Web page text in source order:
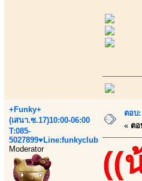
+Funky+
(เสนา.ซ.17)10:00-06:00
T:085-
5027899♥Line:funkyclub
Moderator
ตอบ
« ตอ
((